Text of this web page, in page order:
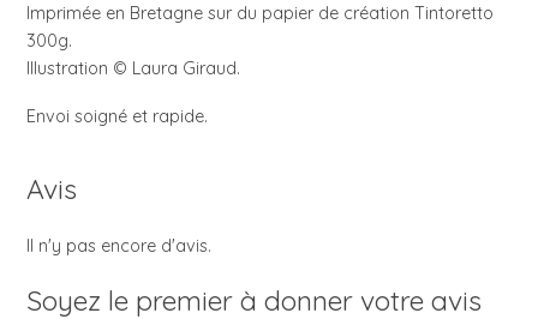
Imprimée en Bretagne sur du papier de création Tintoretto
300g.
Illustration © Laura Giraud.
Envoi soigné et rapide.
Avis
Il n'y pas encore d'avis.
Soyez le premier à donner votre avis